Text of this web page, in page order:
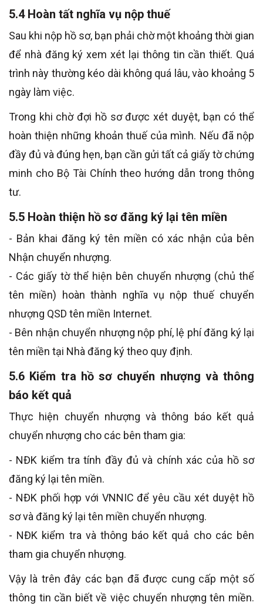
5.4 Hoàn tất nghĩa vụ nộp thuế
Sau khi nộp hồ sơ, bạn phải chờ một khoảng thời gian
để nhà đăng ký xem xét lại thông tin cần thiết. Quá
trình này thường kéo dài không quá lâu, vào khoảng 5
ngày làm việc.
Trong khi chờ đợi hồ sơ được xét duyệt, bạn có thể
hoàn thiện những khoản thuế của mình. Nếu đã nộp
đầy đủ và đúng hẹn, bạn cần gửi tất cả giấy tờ chứng
minh cho Bộ Tài Chính theo hướng dẫn trong thông
tư.
5.5 Hoàn thiện hồ sơ đăng ký lại tên miền
- Bản khai đăng ký tên miền có xác nhận của bên
Nhận chuyển nhượng.
- Các giấy tờ thể hiện bên chuyển nhượng (chủ thể
tên miền) hoàn thành nghĩa vụ nộp thuế chuyển
nhượng QSD tên miền Internet.
- Bên nhận chuyển nhượng nộp phí, lệ phí đăng ký lại
tên miền tại Nhà đăng ký theo quy định.
5.6 Kiểm tra hồ sơ chuyển nhượng và thông
báo kết quả
Thực hiện chuyển nhượng và thông báo kết quả
chuyển nhượng cho các bên tham gia:
- NĐK kiểm tra tính đầy đủ và chính xác của hồ sơ
đăng ký lại tên miền.
- NĐK phối hợp với VNNIC để yêu cầu xét duyệt hồ
sơ và đăng ký lại tên miền chuyển nhượng.
- NĐK kiểm tra và thông báo kết quả cho các bên
tham gia chuyển nhượng.
Vậy là trên đây các bạn đã được cung cấp một số
thông tin cần biết về việc chuyển nhượng tên miền.